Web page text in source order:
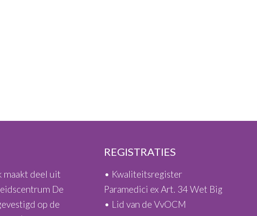
maakt deel uit
De
op de
REGISTRATIES
• Kwaliteitsregister
Paramedici ex Art. 34 Wet Big
• Lid van de VvOCM